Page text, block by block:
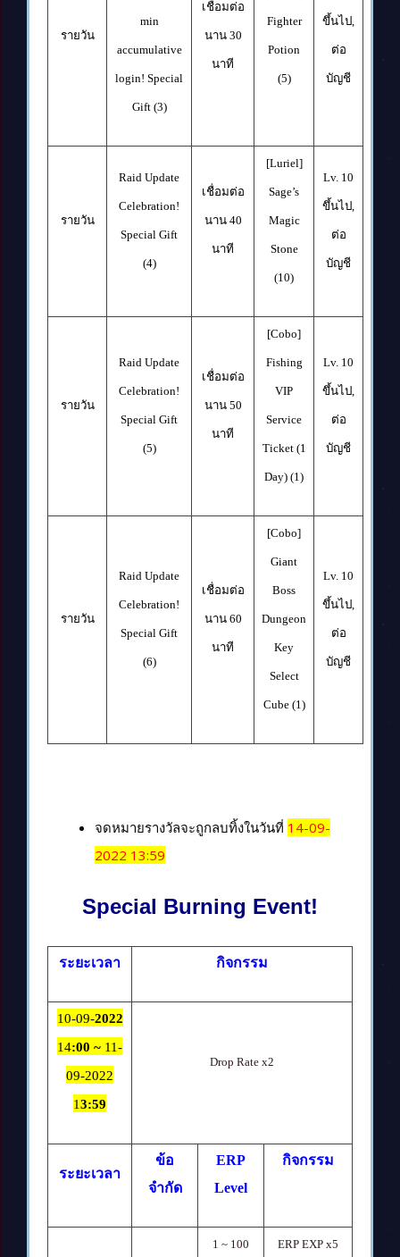
รายวัน
min
accumulative
login! Special
Gift (3)
เชื่อมต่อ
นาน 30
นาที
Fighter
Potion
(5)
ขึ้นไป
ต่อ
บัญชี
รายวัน
Raid Update
Celebration!
Special Gift
(4)
เชื่อมต่อ
นาน 40
นาที
[Luriel]
Sage’s
Magic
Stone
(10)
Lv. 10
ขึ้นไป
ต่อ
บัญชี
รายวัน
Raid Update
Celebration!
Special Gift
(5)
เชื่อมต่อ
นาน 50
นาที
[Cobo]
Fishing
VIP
Service
Ticket (1
Day) (1)
Lv. 10
ขึ้นไป
ต่อ
บัญชี
รายวัน
Raid Update
Celebration!
Special Gift
(6)
เชื่อมต่อ
นาน 60
นาที
[Cobo]
Giant
Boss
Dungeon
Key
Select
Cube (1)
Lv. 10
ขึ้นไป
ต่อ
บัญชี
จดหมายรางวัลจะถูกลบทิ้งในวันที่ 14-09-
2022 13:59
Special Burning Event!
ระยะเวลา กิจกรรม
10-09-2022
14:00 ~ 11-
09-2022
13:59
Drop Rate x2
ระยะเวลา
ข้อ
จำกัด
ERP
Level
กิจกรรม
1 ~ 100 ERP EXP x5